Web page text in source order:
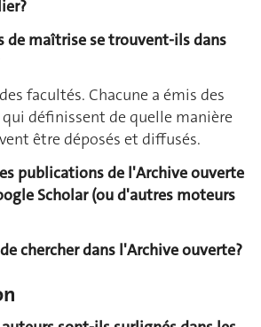
de maîtrise se trouvent-ils dans
facultés. Chacune a émis des
qui définissent de quelle manière
être déposés et diffusés.
publications de l'Archive ouverte
Scholar (ou d'autres moteurs
chercher dans l'Archive ouverte?